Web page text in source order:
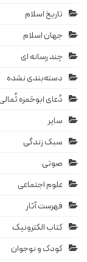
تاریخ اسلام
جهان اسلام
چند رسانه ای
دسته‌بندی نشده
دُعای ابوحَمزه ثُمالی
سایر
سبک زندگی
صوتی
علوم اجتماعی
فهرست آثار
کتاب الکترونیک
کودک و نوجوان